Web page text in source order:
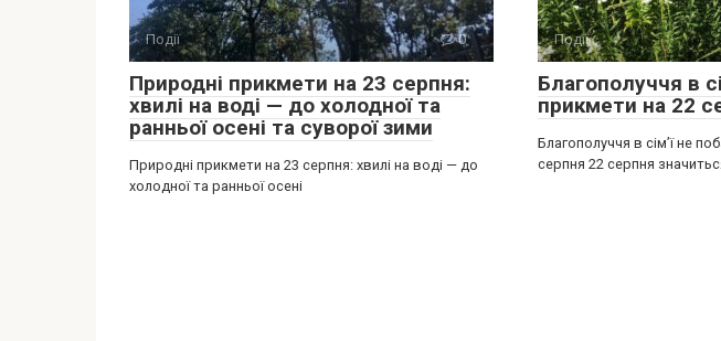
Події 0
Природні прикмети на 23 серпня:
хвилі на воді — до холодної та
ранньої осені та суворої зими
Природні прикмети на 23 серпня: хвилі на воді — до
холодної та ранньої осені
Події
Благополуччя в
прикмети на 22
Благополуччя в сім’ї не
серпня 22 серпня